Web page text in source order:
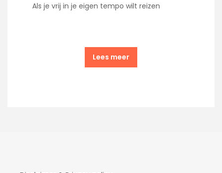
Als je vrij in je eigen tempo wilt reizen
Lees meer